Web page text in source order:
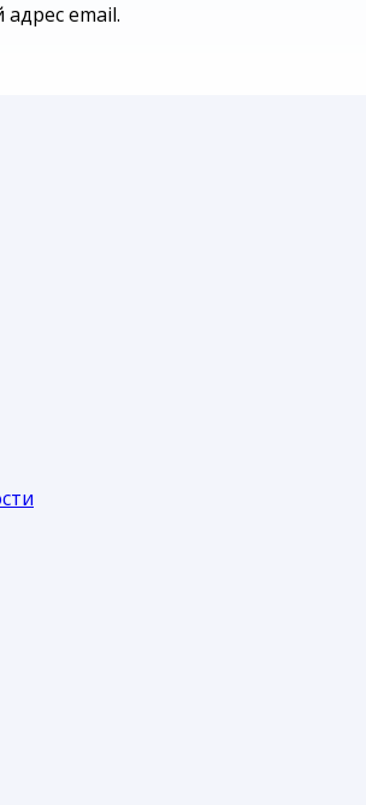
email.